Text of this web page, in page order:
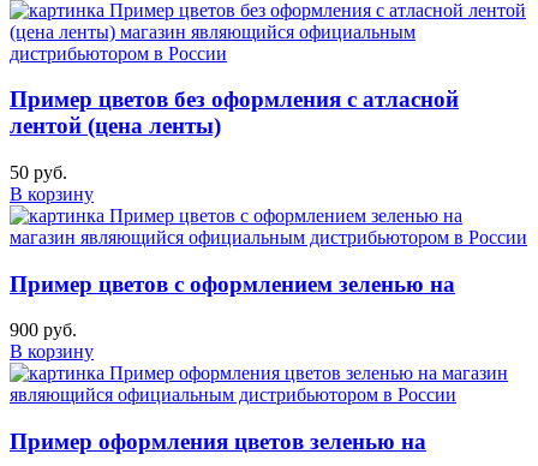
Пример цветов без оформления с атласной
лентой (цена ленты)
50 руб.
В корзину
Пример цветов с оформлением зеленью на
900 руб.
В корзину
Пример оформления цветов зеленью на